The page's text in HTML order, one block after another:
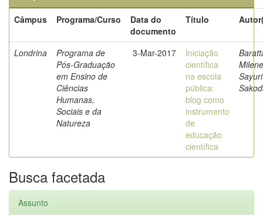
Câmpus
Programa/Curso
Data do
documento
Título
Londrina
Programa de
Pós-Graduação
em Ensino de
Ciências
Humanas,
Sociais e da
Natureza
3-Mar-2017
Iniciação
científica
na escola
pública:
blog como
instrumento
de
educação
científica
Milene
Sayuri
Busca facetada
Assunto